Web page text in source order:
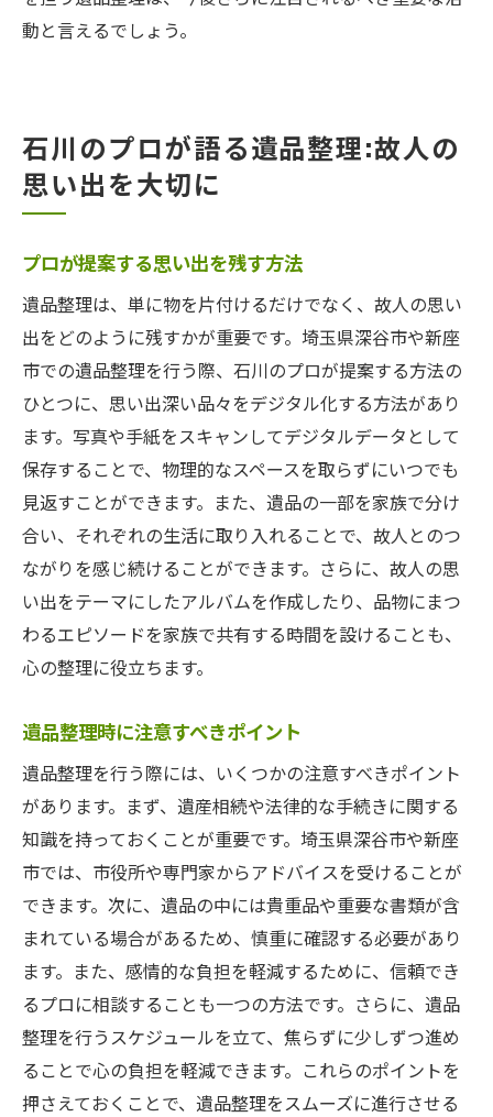
動と言えるでしょう。
石川のプロが語る遺品整理:故人の
思い出を大切に
プロが提案する思い出を残す方法
遺品整理は、単に物を片付けるだけでなく、故人の思い
出をどのように残すかが重要です。埼玉県深谷市や新座
市での遺品整理を行う際、石川のプロが提案する方法の
ひとつに、思い出深い品々をデジタル化する方法があり
ます。写真や手紙をスキャンしてデジタルデータとして
保存することで、物理的なスペースを取らずにいつでも
見返すことができます。また、遺品の一部を家族で分け
合い、それぞれの生活に取り入れることで、故人とのつ
ながりを感じ続けることができます。さらに、故人の思
い出をテーマにしたアルバムを作成したり、品物にまつ
わるエピソードを家族で共有する時間を設けることも、
心の整理に役立ちます。
遺品整理時に注意すべきポイント
遺品整理を行う際には、いくつかの注意すべきポイント
があります。まず、遺産相続や法律的な手続きに関する
知識を持っておくことが重要です。埼玉県深谷市や新座
市では、市役所や専門家からアドバイスを受けることが
できます。次に、遺品の中には貴重品や重要な書類が含
まれている場合があるため、慎重に確認する必要があり
ます。また、感情的な負担を軽減するために、信頼でき
るプロに相談することも一つの方法です。さらに、遺品
整理を行うスケジュールを立て、焦らずに少しずつ進め
ることで心の負担を軽減できます。これらのポイントを
押さえておくことで、遺品整理をスムーズに進行させる